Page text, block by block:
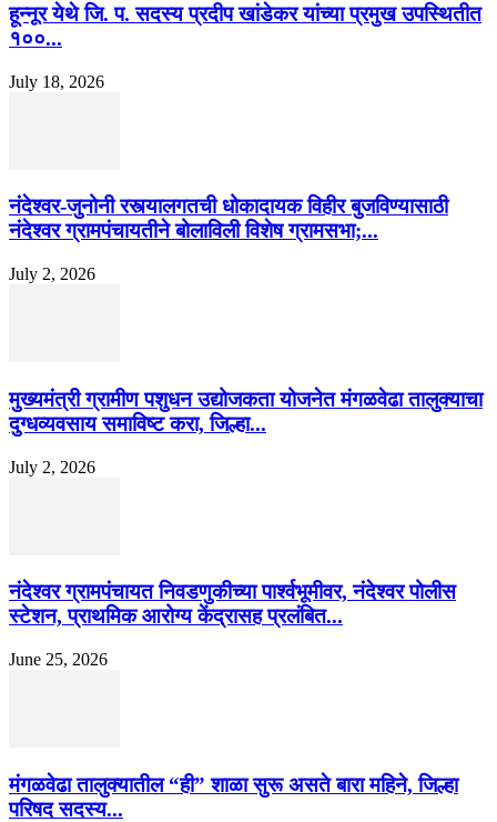
हून्नूर येथे जि. प. सदस्य प्रदीप खांडेकर यांच्या प्रमुख उपस्थितीत
१००...
July 18, 2026
नंदेश्वर-जुनोनी रस्त्यालगतची धोकादायक विहीर बुजविण्यासाठी
नंदेश्वर ग्रामपंचायतीने बोलाविली विशेष ग्रामसभा;...
July 2, 2026
मुख्यमंत्री ग्रामीण पशुधन उद्योजकता योजनेत मंगळवेढा तालुक्याचा
दुग्धव्यवसाय समाविष्ट करा, जिल्हा...
July 2, 2026
नंदेश्वर ग्रामपंचायत निवडणुकीच्या पार्श्वभूमीवर, नंदेश्वर पोलीस
स्टेशन, प्राथमिक आरोग्य केंद्रासह प्रलंबित...
June 25, 2026
मंगळवेढा तालुक्यातील “ही” शाळा सुरू असते बारा महिने, जिल्हा
परिषद सदस्य...